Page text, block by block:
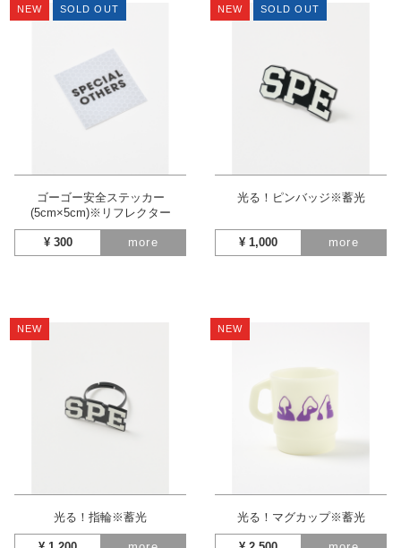
NEW SOLD OUT
ゴーゴー安全ステッカー
(5cm×5cm)※リフレクター
¥ 300 more
NEW SOLD OUT
光る！ピンバッジ※蓄光
¥ 1,000 more
NEW
光る！指輪※蓄光
NEW
光る！マグカップ※蓄光